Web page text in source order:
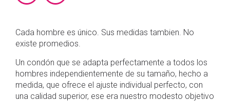
Cada hombre es único. Sus medidas tambien. No
existe promedios.
Un condón que se adapta perfectamente a todos los
hombres independientemente de su tamaño, hecho a
medida, que ofrece el ajuste individual perfecto, con
una calidad superior, ese era nuestro modesto objetivo